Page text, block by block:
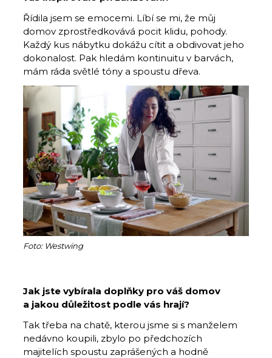
Řídila jsem se emocemi. Líbí se mi, že můj
domov zprostředkovává pocit klidu, pohody.
Každý kus nábytku dokážu cítit a obdivovat jeho
dokonalost. Pak hledám kontinuitu v barvách,
mám ráda světlé tóny a spoustu dřeva.
Foto: Westwing
Jak jste vybírala doplňky pro váš domov
a jakou důležitost podle vás hrají?
Tak třeba na chatě, kterou jsme si s manželem
nedávno koupili, zbylo po předchozích
majitelích spoustu zaprášených a hodně